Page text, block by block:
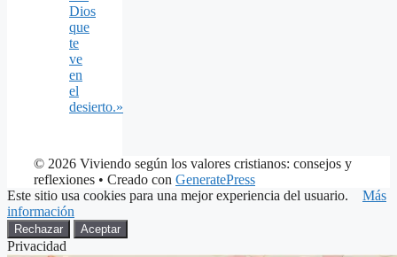
Dios
que
te
ve
en
el
desierto.»
© 2026 Viviendo según los valores cristianos: consejos y
reflexiones • Creado con GeneratePress
Este sitio usa cookies para una mejor experiencia del usuario. Más
información
Rechazar Aceptar
Privacidad